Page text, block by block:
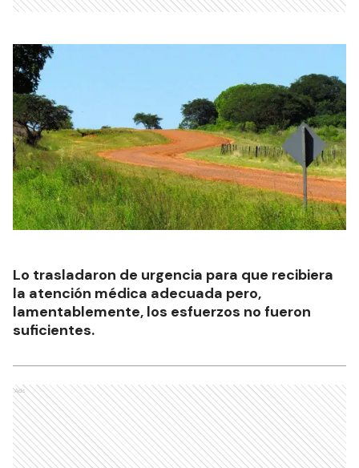
Lo trasladaron de urgencia para que recibiera
la atención médica adecuada pero,
lamentablemente, los esfuerzos no fueron
suficientes.
Ads